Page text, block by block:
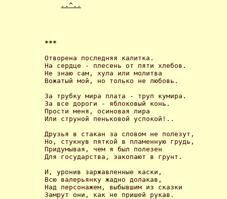
..^..
***
Отворена последняя калитка.
На сердце - плесень от пяти хлебов.
Не знаю сам, хула или молитва
Вожатый мой, но только не любовь.
За трубку мира плата - труп кумира.
За все дороги - яблоковый конь.
Прости меня, осиновая лира
Или струной пеньковой успокой!..
Друзья в стакан за словом не полезут,
Но, стукнув пяткой в пламенную грудь,
Придумывая, чем я был полезен
Для государства, закопают в грунт.
И, уронив заржавленные каски,
Всю валерьянку жадно долакав,
Над персонажем, выбывшим из сказки
Замрут они, как не пришей рукав.